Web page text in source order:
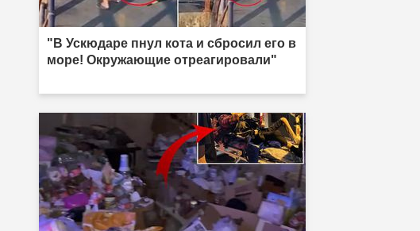
"В Ускюдаре пнул кота и сбросил его в
море! Окружающие отреагировали"